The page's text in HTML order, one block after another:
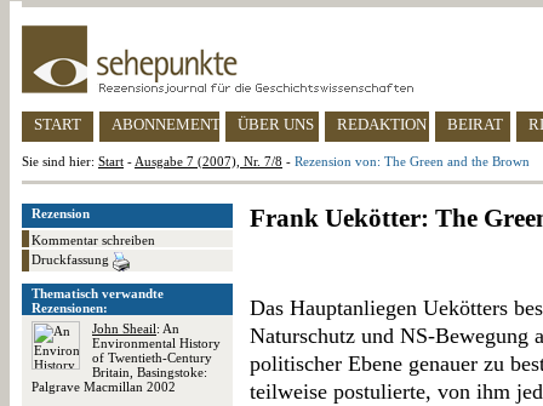
START ABONNEMENT ÜBER UNS REDAKTION BEIRAT
Sie sind hier: Start - Ausgabe 7 (2007), Nr. 7/8 - Rezension von: The Green and the Brown
Rezension
Kommentar schreiben
Druckfassung
Thematisch verwandte
Rezensionen:
John Sheail: An
Environmental History
of Twentieth-Century
Britain, Basingstoke:
Palgrave Macmillan 2002
Frank Uekötter: The
Das Hauptanliegen Uekötters
Naturschutz und NS-Bewegung
politischer Ebene genauer zu
teilweise postulierte, von ihm